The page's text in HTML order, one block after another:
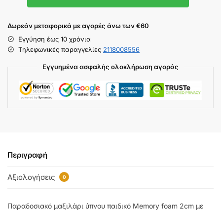
Δωρεάν μεταφορικά με αγορές άνω των €60
Εγγύηση έως 10 χρόνια
Tηλεφωνικές παραγγελίες 2118008556
Εγγυημένα ασφαλής ολοκλήρωση αγοράς
Περιγραφή
Αξιολογήσεις 0
Παραδοσιακό μαξιλάρι ύπνου παιδικό Memory foam 2cm με